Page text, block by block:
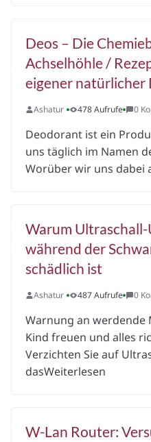
Deos – Die
Achselhöhle /
eigener natürlicher
Ashatur 478 Aufrufe 0
Deodorant ist ein
uns täglich im Namen
Worüber wir uns dabei
Warum
während der
schädlich ist
Ashatur 487 Aufrufe 0
Warnung an werdende
Kind freuen und alles
Verzichten Sie auf
dasWeiterlesen
W-Lan Router: